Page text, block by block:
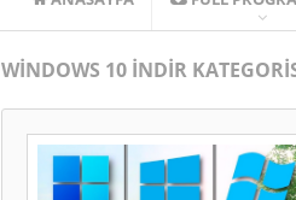
WINDOWS 10 İNDIR